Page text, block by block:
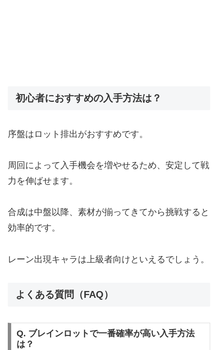
初心者におすすめの入手方法は？
序盤はロット排出がおすすめです。
周回によって入手機会を増やせるため、安定して戦
力を伸ばせます。
合成は中盤以降、素材が揃ってきてから挑戦すると
効率的です。
レーン出現キャラは上級者向けといえるでしょう。
よくある質問（FAQ）
Q. ブレインロットで一番確率が高い入手方法
は？